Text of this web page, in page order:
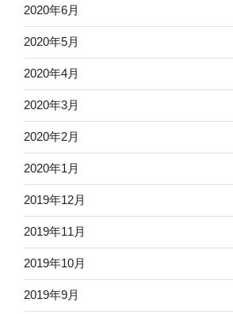
2020年6月
2020年5月
2020年4月
2020年3月
2020年2月
2020年1月
2019年12月
2019年11月
2019年10月
2019年9月